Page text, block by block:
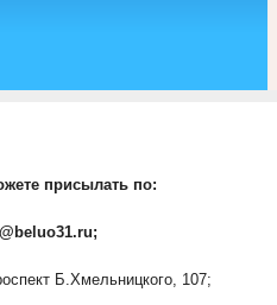
присылать по:
Б.Хмельницкого, 107;